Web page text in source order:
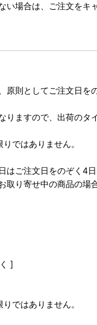
場合は、ご注文をキ
原則としてご注文日
ますので、出荷のタ
ではありません。
ご注文日をのぞく4
り寄せ中の商品の場
]
ではありません。